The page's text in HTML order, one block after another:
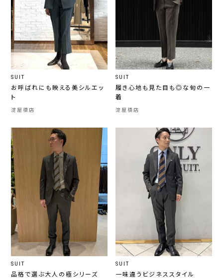
SUIT
お呼ばれにも映える美シルエッ
ト
淀屋橋店
SUIT
履き心地も見た目も◎な旬の一
着
淀屋橋店
SUIT
品格で選ぶ大人の極シリーズ
SUIT
一味違うビジネススタイル